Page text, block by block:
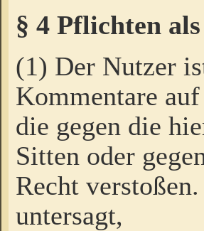
§ 4 Pflichten
(1) Der Nutzer
Kommentare
die gegen die
Sitten oder
Recht
untersagt,